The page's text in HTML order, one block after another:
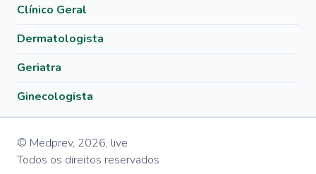
Clínico Geral
Dermatologista
Geriatra
Ginecologista
© Medprev, 2026, live
Todos os direitos reservados